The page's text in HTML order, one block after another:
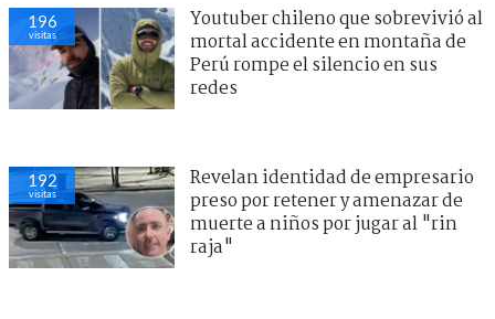
196
visitas
Youtuber chileno que sobrevivió al
mortal accidente en montaña de
Perú rompe el silencio en sus
redes
192
visitas
Revelan identidad de empresario
preso por retener y amenazar de
muerte a niños por jugar al "rin
raja"